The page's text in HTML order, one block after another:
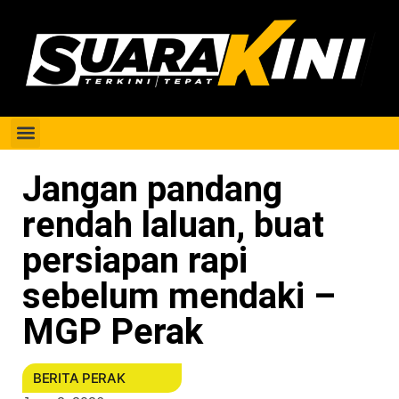
Jangan pandang
rendah laluan, buat
persiapan rapi
sebelum mendaki –
MGP Perak
BERITA PERAK